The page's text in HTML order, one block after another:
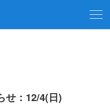
せ：12/4(日)